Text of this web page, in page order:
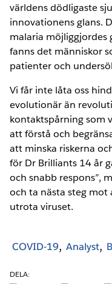
världens dödligaste
innovationens glans.
malaria möjliggjordes
fanns det människor
patienter och
Vi får inte låta oss
evolutionär än
kontaktspårning som
att förstå och
att minska riskerna
för Dr Brilliants 14 år
och snabb respons”,
och ta nästa steg
utrota viruset.
COVID-19 Analyst
DELA: